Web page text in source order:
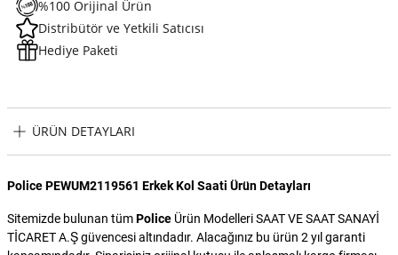
%100 Orijinal Ürün
Distribütör ve Yetkili Satıcısı
Hediye Paketi
ÜRÜN DETAYLARI
Police PEWUM2119561 Erkek Kol Saati Ürün Detayları
Sitemizde bulunan tümPolice Ürün Modelleri SAAT VE SAAT SANAYİ
TİCARET A.Ş güvencesi altındadır. Alacağınız bu ürün 2 yıl garanti